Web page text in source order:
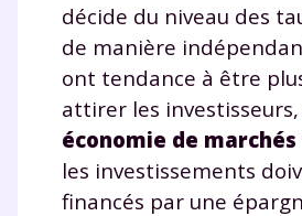
décide du niveau des
de manière
ont tendance à être
attirer les
économie de
les investissements
financés par une